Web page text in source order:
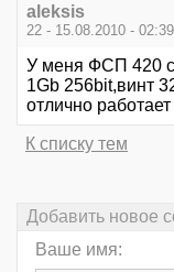
aleksis
22 - 15.08.2010 - 02:39
У меня ФСП 420
1Gb 256bit,винт
отлично работает
К списку тем
Добавить новое
Ваше имя: